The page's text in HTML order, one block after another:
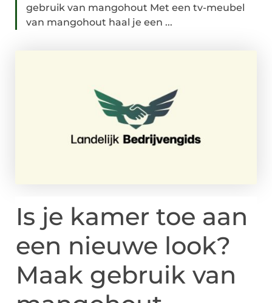
gebruik van mangohout Met een tv-meubel
van mangohout haal je een ...
Is je kamer toe aan
een nieuwe look?
Maak gebruik van